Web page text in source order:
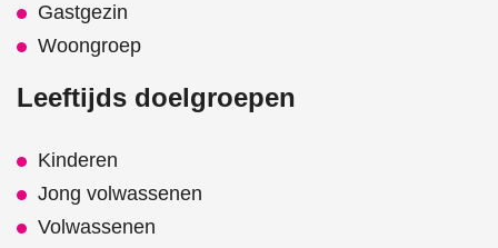
Gastgezin
Woongroep
Leeftijds doelgroepen
Kinderen
Jong volwassenen
Volwassenen